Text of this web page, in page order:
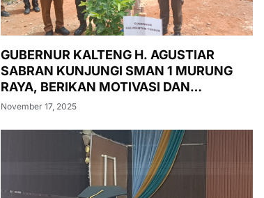
GUBERNUR KALTENG H. AGUSTIAR
SABRAN KUNJUNGI SMAN 1 MURUNG
RAYA, BERIKAN MOTIVASI DAN
LUNCURKAN PASAR MURAH,
PEMERIKSAAN KESEHATAN GRATIS
November 17, 2025